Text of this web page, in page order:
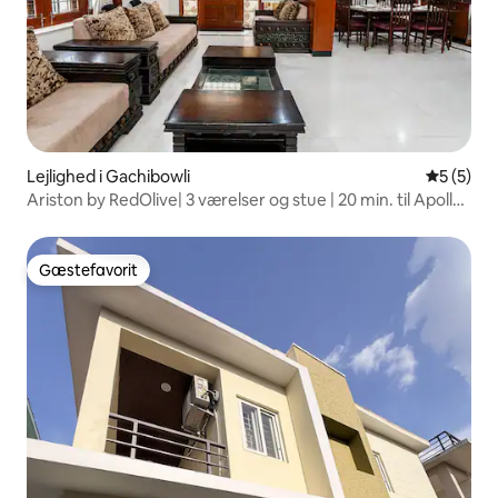
Lejlighed i Gachibowli 5 ud af 5
5 (5)
Ariston by RedOlive| 3 værelser og stue | 20 min. til Apollo|
Gæstefavorit
Gæstefavorit